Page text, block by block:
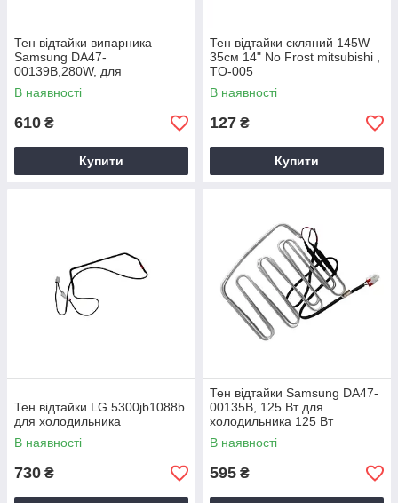
Тен відтайки випарника
Samsung DA47-
00139B,280W, для
холодильника
В наявності
610 ₴
Купити
Тен відтайки скляний 145W
35см 14" No Frost mitsubishi ,
TO-005
В наявності
127 ₴
Купити
Тен відтайки LG 5300jb1088b
для холодильника
В наявності
730 ₴
Тен відтайки Samsung DA47-
00135B, 125 Вт для
холодильника 125 Вт
В наявності
595 ₴